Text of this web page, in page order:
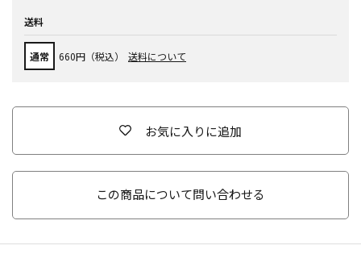
送料
通常 660円（税込） 送料について
お気に入りに追加
この商品について問い合わせる